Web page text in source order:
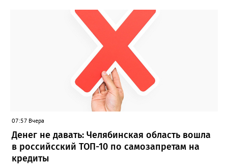
улыбок»; загрузить фотографию с улыбкой – подойдёт портрет
одного человека, пары, семьи или нескольких поколений в
одном кадре; отметить один или несколько городов,
связанных с историей семьи или важными воспоминаниями;
добавить подписи к городам, кратко объяснив связь с каждым
из них, указать контакты и подтвердить согласие с правилами
проекта», - говорится в инструкции на сайте проекта. ‍Заявка
может быть семейной, а после модерации стать частью
визуального архива проекта. 20 участников обещают
пригласить на итоговую фотосессию в Москве. Персональную
«Карту улыбок», которую можно скачать, сохранить и
опубликовать в социальных сетях, отмечают в оргкомитете,
получат все, кто улыбнулся.
07:57 Вчера
Денег не давать: Челябинская область вошла
в российсский ТОП-10 по самозапретам на
кредиты